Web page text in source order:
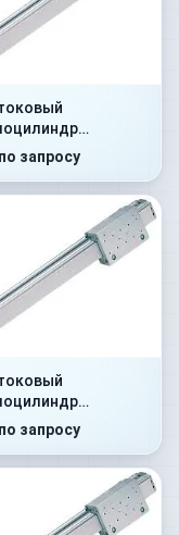
запросу
запросу